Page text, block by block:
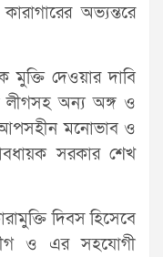
অভ্যন্তরে
মুক্তি দেওয়ার দাবি
লীগসহ অন্য অঙ্গ ও
মনোভাব ও
সরকার শেখ
দিবস হিসেবে
ও এর সহযোগী